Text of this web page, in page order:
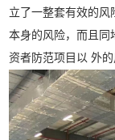
立了一整套有效的风
本身的风险，而且同
资者防范项目以 外的